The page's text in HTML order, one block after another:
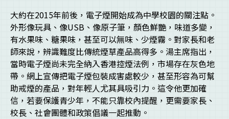
大約在2015年前後，電子煙開始成為中學校園的關注點。
外形像玩具、像USB、像原子筆，顏色鮮艷，味道多變，
有水果味、糖果味，甚至可以無味、少煙霧。對家長和老
師來說，辨識難度比傳統煙草產品高得多。湯主席指出，
當時電子煙尚未完全納入香港控煙法例，市場存在灰色地
帶。網上宣傳把電子煙包裝成害處較少，甚至形容為可幫
助戒煙的產品，對年輕人尤其具吸引力。這令他更加確
信，若要保護青少年，不能只靠校內提醒，更需要家長、
校長、社會團體和政策倡議一起推動。